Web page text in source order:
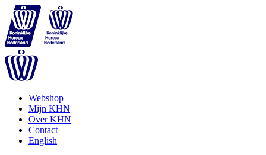
Webshop
Mijn KHN
Over KHN
Contact
English